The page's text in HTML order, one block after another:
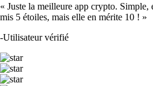
« Juste la meilleure app crypto. Simple,
mis 5 étoiles, mais elle en mérite 10 ! »
-Utilisateur vérifié